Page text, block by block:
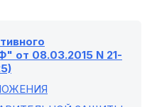
от 08.03.2015 N 21-